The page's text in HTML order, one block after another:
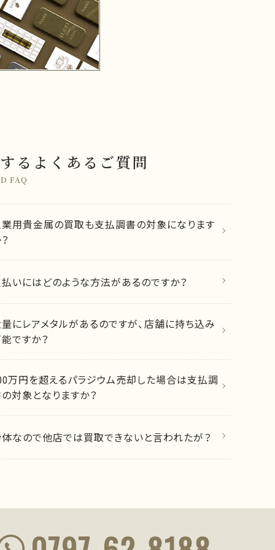
るよくあるご質問
FAQ
用貴金属の買取も支払調書の対象になります
いにはどのような方法があるのですか？
にレアメタルがあるのですが、店舗に持ち込み
ですか？
万円を超えるパラジウム売却した場合は支払調
対象となりますか？
なので他店では買取できないと言われたが？